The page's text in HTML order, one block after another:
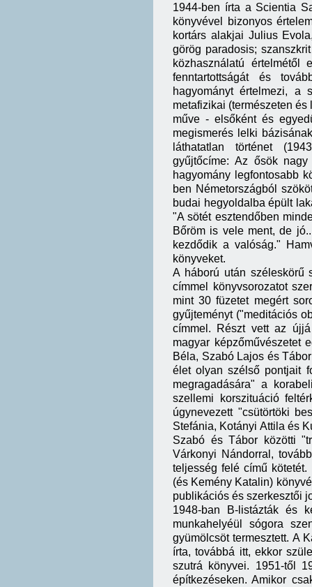
1944-ben írta a Scientia
könyvével bizonyos
kortárs alakjai Julius
görög paradosis;
közhasználatú
fenntartottságát és
hagyományt értelmezi, a
metafizikai (természeten
műve - elsőként és
megismerés lelki
láthatatlan történet
gyűjtőcíme: Az ősök
hagyomány legfontosabb
ben Németországból
budai hegyoldalba épült
"A sötét esztendőben
Bőröm is vele ment, de
kezdődik a valóság."
könyveket.
A háború után széleskörű
címmel könyvsorozatot
mint 30 füzetet megért
gyűjteményt ("meditációs
címmel. Részt vett az
magyar képzőművészetet
Béla, Szabó Lajos és
élet olyan szélső pontjait
megragadására" a
szellemi korszituáció
úgynevezett "csütörtöki
Stefánia, Kotányi Attila és
Szabó és Tábor közötti
Várkonyi Nándorral,
teljesség felé című
(és Kemény Katalin)
publikációs és szerkesztői
1948-ban B-listázták és
munkahelyéül sógora
gyümölcsöt termesztett. A
írta, továbbá itt, ekkor
szutrá könyvei. 1951-től
építkezéseken. Amikor